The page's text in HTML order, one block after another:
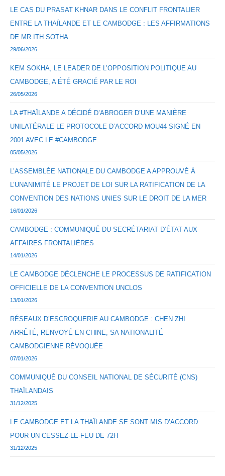
LE CAS DU PRASAT KHNAR DANS LE CONFLIT FRONTALIER
ENTRE LA THAÏLANDE ET LE CAMBODGE : LES AFFIRMATIONS
DE MR ITH SOTHA
29/06/2026
KEM SOKHA, LE LEADER DE L’OPPOSITION POLITIQUE AU
CAMBODGE, A ÉTÉ GRACIÉ PAR LE ROI
26/05/2026
LA #THAÏLANDE A DÉCIDÉ D’ABROGER D’UNE MANIÈRE
UNILATÉRALE LE PROTOCOLE D’ACCORD MOU44 SIGNÉ EN
2001 AVEC LE #CAMBODGE
05/05/2026
L’ASSEMBLÉE NATIONALE DU CAMBODGE A APPROUVÉ À
L’UNANIMITÉ LE PROJET DE LOI SUR LA RATIFICATION DE LA
CONVENTION DES NATIONS UNIES SUR LE DROIT DE LA MER
16/01/2026
CAMBODGE : COMMUNIQUÉ DU SECRÉTARIAT D’ÉTAT AUX
AFFAIRES FRONTALIÈRES
14/01/2026
LE CAMBODGE DÉCLENCHE LE PROCESSUS DE RATIFICATION
OFFICIELLE DE LA CONVENTION UNCLOS
13/01/2026
RÉSEAUX D’ESCROQUERIE AU CAMBODGE : CHEN ZHI
ARRÊTÉ, RENVOYÉ EN CHINE, SA NATIONALITÉ
CAMBODGIENNE RÉVOQUÉE
07/01/2026
COMMUNIQUÉ DU CONSEIL NATIONAL DE SÉCURITÉ (CNS)
THAÏLANDAIS
31/12/2025
LE CAMBODGE ET LA THAÏLANDE SE SONT MIS D’ACCORD
POUR UN CESSEZ-LE-FEU DE 72H
31/12/2025